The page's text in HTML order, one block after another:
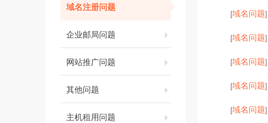
域名注册问题
企业邮局问题
网站推广问题
其他问题
主机租用问题
[域名问题]
[域名问题]
[域名问题]
[域名问题]
[域名问题]